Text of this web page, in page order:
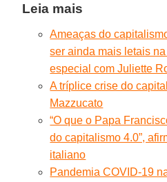
Leia mais
Ameaças do
ser ainda mais letais
especial com Juliette
A tríplice crise do
Mazzucato
“O que o Papa
do capitalismo 4.0”,
italiano
Pandemia COVID-19